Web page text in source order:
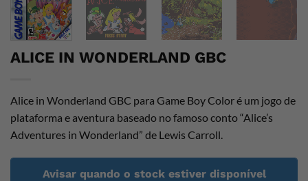
ALICE IN WONDERLAND GBC
Alice in Wonderland GBC para Game Boy Color é um jogo de
plataforma e aventura baseado no famoso conto “Alice’s
Adventures in Wonderland” de Lewis Carroll.
Avisar quando o stock estiver disponível